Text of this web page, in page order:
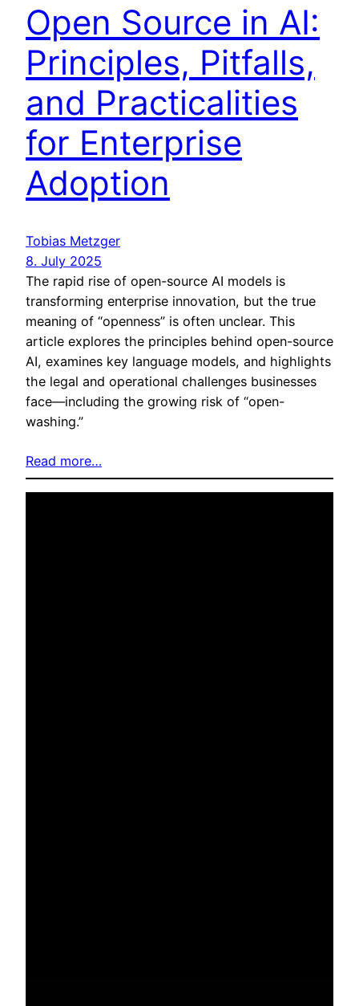
Open Source in AI:
Principles, Pitfalls,
and Practicalities
for Enterprise
Adoption
Tobias Metzger
8. July 2025
The rapid rise of open-source AI models is
transforming enterprise innovation, but the true
meaning of “openness” is often unclear. This
article explores the principles behind open-source
AI, examines key language models, and highlights
the legal and operational challenges businesses
face—including the growing risk of “open-
washing.”
Read more…